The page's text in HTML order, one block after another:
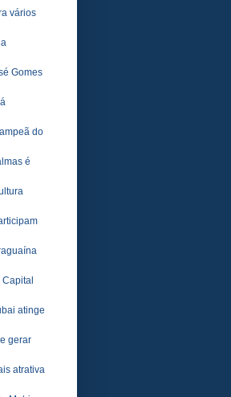
vários
Gomes
do
é
atinge
gerar
atrativa